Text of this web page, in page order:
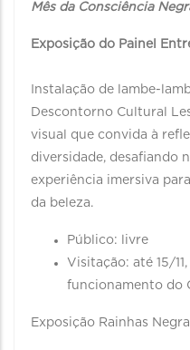
Mês da Consciência
Exposição do Painel
Instalação de lambe-
Descontorno Cultural
visual que convida à
diversidade, desafiando
experiência imersiva
da beleza.
Público: livre
Visitação: até 15/
funcionamento do
Exposição Rainhas